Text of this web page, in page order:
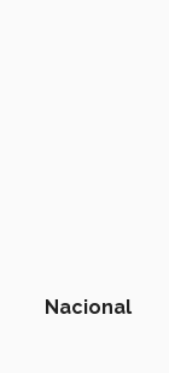
Nacional